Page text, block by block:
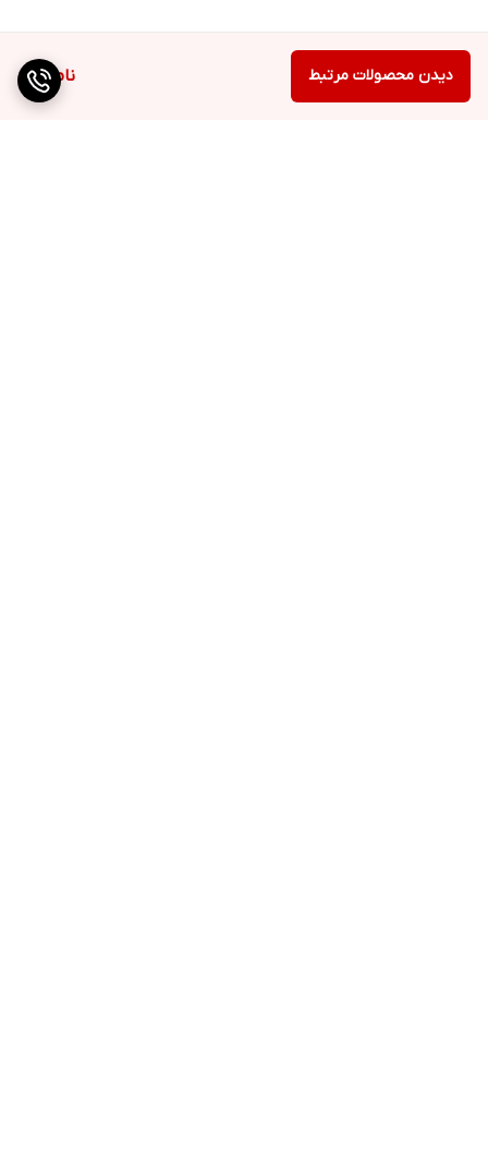
ناموجود دیدن محصولات مرتبط